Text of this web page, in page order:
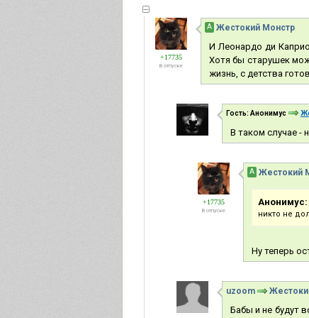
+17735
В отпуске
А Жестокий Монстр
И Леонардо ди
Хотя бы старушек
жизнь, с детства
Гость: Анонимус
В таком случае -
+17735
В отпуске
А Жестокий
Анонимус:
никто не
Ну теперь
uzoom
Бабы и не будут